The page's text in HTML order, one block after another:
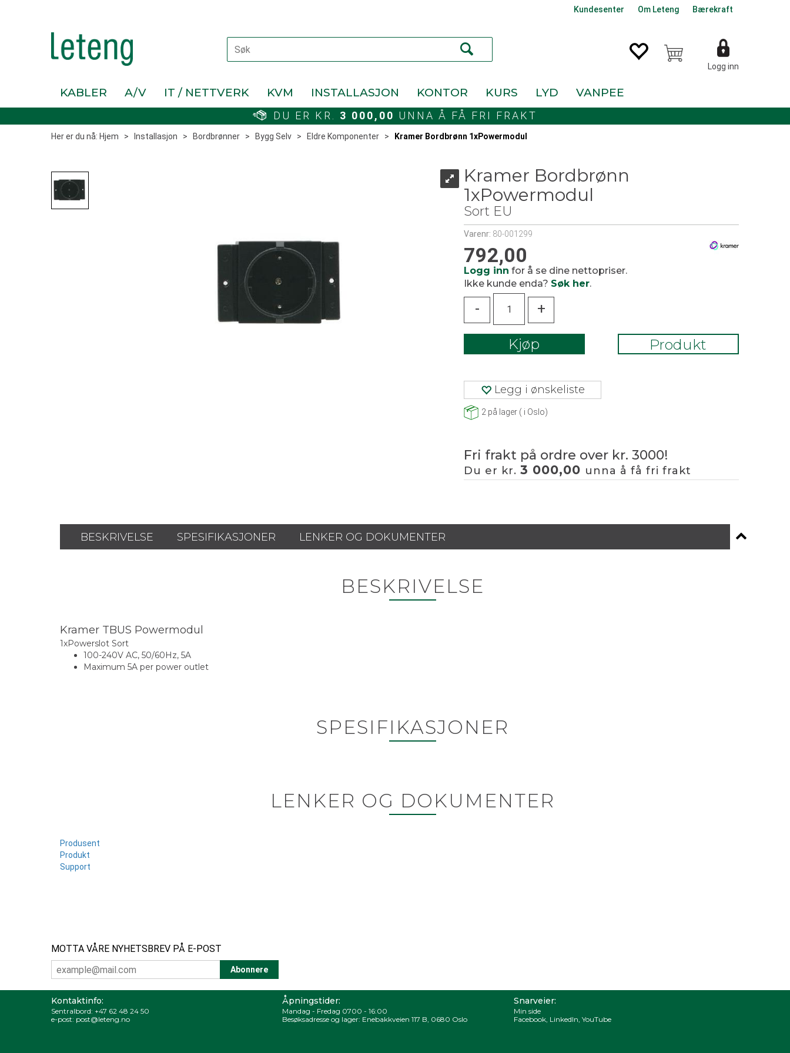
Kundesenter Om Leteng Bærekraft
Logg inn
KABLER A/V IT / NETTVERK KVM INSTALLASJON KONTOR KURS LYD VANPEE
DU ER KR. 3 000,00 UNNA Å FÅ FRI FRAKT
Her er du nå: Hjem > Installasjon > Bordbrønner > Bygg Selv > Eldre Komponenter > Kramer Bordbrønn 1xPowermodul
Kramer Bordbrønn
1xPowermodul
Sort EU
Varenr: 80-001299
792,00
Logg inn for å se dine nettopriser.
Ikke kunde enda? Søk her.
- +
Kjøp Produkt
Legg i ønskeliste
2 på lager ( i Oslo)
Fri frakt på ordre over kr. 3000!
Du er kr. 3 000,00 unna å få fri frakt
BESKRIVELSE SPESIFIKASJONER LENKER OG DOKUMENTER
BESKRIVELSE
Kramer TBUS Powermodul
1xPowerslot Sort
100-240V AC, 50/60Hz, 5A
Maximum 5A per power outlet
SPESIFIKASJONER
LENKER OG DOKUMENTER
Produsent
Produkt
Support
MOTTA VÅRE NYHETSBREV PÅ E-POST
Kontaktinfo:
Sentralbord: +47 62 48 24 50
e-post: post@leteng.no
Åpningstider:
Mandag - Fredag 0700 - 16:00
Besøksadresse og lager: Enebakkveien 117 B, 0680 Oslo
Snarveier:
Min side
Facebook, LinkedIn, YouTube